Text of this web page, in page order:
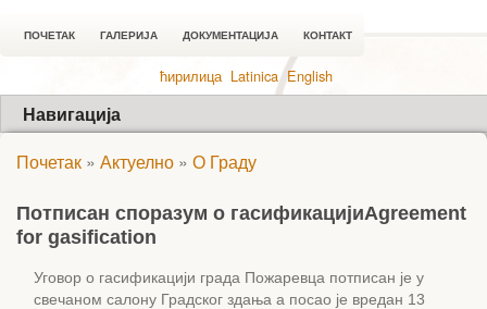
ПОЧЕТАК ГАЛЕРИЈА ДОКУМЕНТАЦИЈА КОНТАКТ
ћирилица Latinica English
Навигација
Почетак » Актуелно » О Граду
Потписан споразум о гасификацијиAgreement
for gasification
Уговор о гасификацији града Пожаревца потписан је у
свечаном салону Градског здања а посао је вредан 13